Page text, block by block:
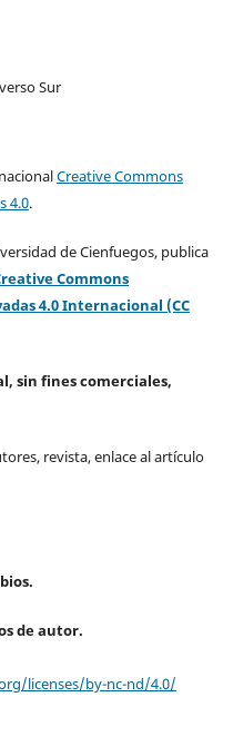
Sur
Creative Commons
4.0.
de Cienfuegos, publica
Commons
4.0 Internacional (CC
sin fines comerciales,
revista, enlace al artículo
de autor.
licenses/by-nc-nd/4.0/